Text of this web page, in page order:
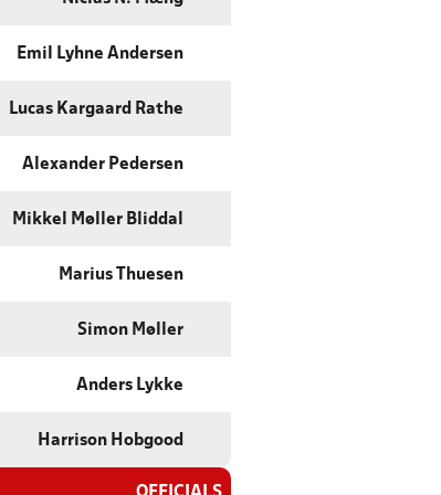
Emil Lyhne Andersen
Lucas Kargaard Rathe
Alexander Pedersen
Mikkel Møller Bliddal
Marius Thuesen
Simon Møller
Anders Lykke
Harrison Hobgood